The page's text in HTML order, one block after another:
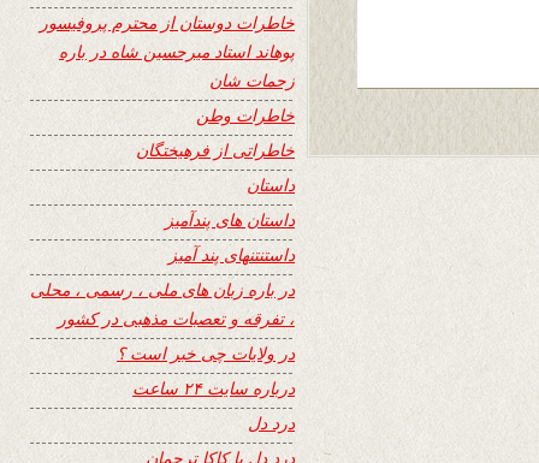
خاطرات دوستان از محترم پروفیسور
پوهاند استاد میرحسین شاه در باره
زحمات شان
خاطرات وطن
خاطراتی از فرهیختگان
داستان
داستان های پندآمیز
داستنتنهای پند آمیز
در باره زبان های ملی ، رسمی ، محلی
، تفرقه و تعصبات مذهبی در کشور
در ولایات چی خبر است ؟
درباره سایت ۲۴ ساعت
درد دل
درد دل با کاکا ترجمان